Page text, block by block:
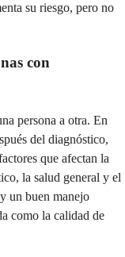
su riesgo, pero no
con
persona a otra. En
del diagnóstico,
que afectan la
la salud general y el
un buen manejo
como la calidad de